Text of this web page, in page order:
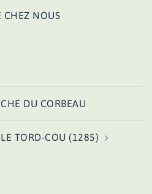
CHEZ NOUS
DU CORBEAU
LE TORD-COU (1285)